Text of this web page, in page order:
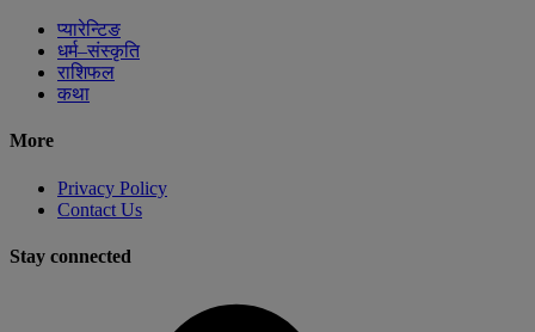
प्यारेन्टिङ
धर्म–संस्कृति
राशिफल
कथा
More
Privacy Policy
Contact Us
Stay connected